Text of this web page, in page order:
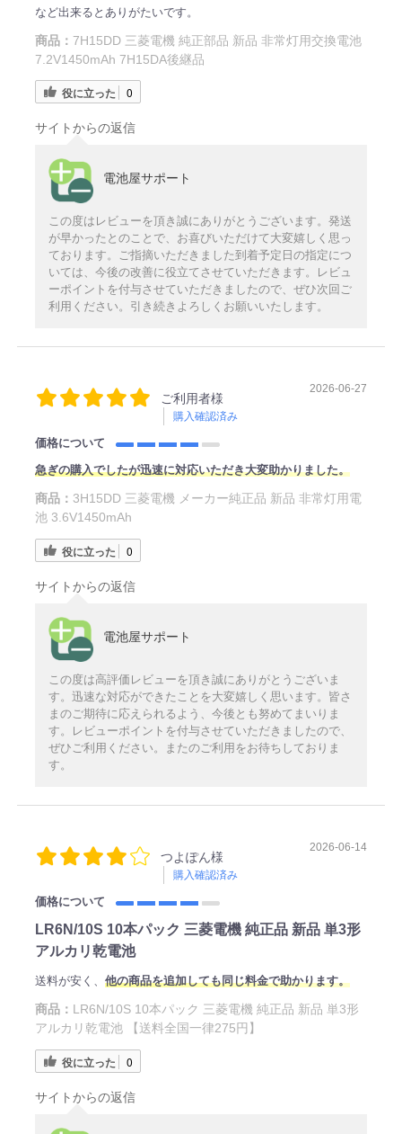
など出来るとありがたいです。
商品： 7H15DD 三菱電機 純正部品 新品 非常灯用交換電池
7.2V1450mAh 7H15DA後継品
役に立った 0
サイトからの返信
電池屋サポート
この度はレビューを頂き誠にありがとうございます。発送
が早かったとのことで、お喜びいただけて大変嬉しく思っ
ております。ご指摘いただきました到着予定日の指定につ
いては、今後の改善に役立てさせていただきます。レビュ
ーポイントを付与させていただきましたので、ぜひ次回ご
利用ください。引き続きよろしくお願いいたします。
ご利用者様
購入確認済み
2026-06-27
価格について
急ぎの購入でしたが迅速に対応いただき大変助かりました。
商品： 3H15DD 三菱電機 メーカー純正品 新品 非常灯用電
池 3.6V1450mAh
役に立った 0
サイトからの返信
電池屋サポート
この度は高評価レビューを頂き誠にありがとうございま
す。迅速な対応ができたことを大変嬉しく思います。皆さ
まのご期待に応えられるよう、今後とも努めてまいりま
す。レビューポイントを付与させていただきましたので、
ぜひご利用ください。またのご利用をお待ちしておりま
す。
つよぽん様
購入確認済み
2026-06-14
価格について
LR6N/10S 10本パック 三菱電機 純正品 新品 単3形
アルカリ乾電池
送料が安く、 他の商品を追加しても同じ料金で助かります。
商品： LR6N/10S 10本パック 三菱電機 純正品 新品 単3形
アルカリ乾電池 【送料全国一律275円】
役に立った 0
サイトからの返信